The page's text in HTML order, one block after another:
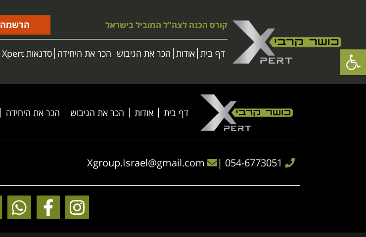
פתח סרגל נגישות
קורס הכנה לצה"ל המוביל בישראל הרשמה
דף בית אודות הכר את הגיבוש הכר את היחידה סדנאות Xpert
דף בית אודות הכר את הגיבוש הכר את היחידה
Xgroup.Israel@gmail.com | 054-6773051